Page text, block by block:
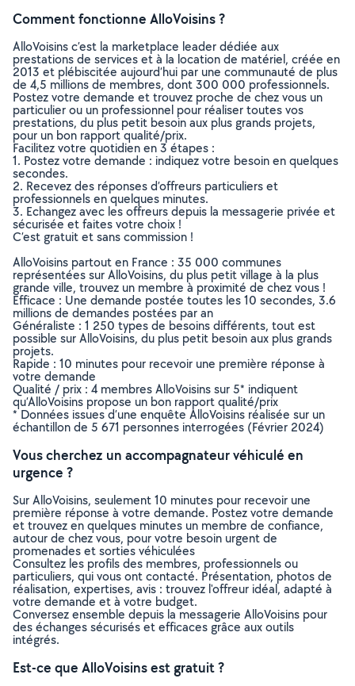
Comment fonctionne AlloVoisins ?
AlloVoisins c’est la marketplace leader dédiée aux
prestations de services et à la location de matériel, créée en
2013 et plébiscitée aujourd’hui par une communauté de plus
de 4,5 millions de membres, dont 300 000 professionnels.
Postez votre demande et trouvez proche de chez vous un
particulier ou un professionnel pour réaliser toutes vos
prestations, du plus petit besoin aux plus grands projets,
pour un bon rapport qualité/prix.
Facilitez votre quotidien en 3 étapes :
1. Postez votre demande : indiquez votre besoin en quelques
secondes.
2. Recevez des réponses d’offreurs particuliers et
professionnels en quelques minutes.
3. Echangez avec les offreurs depuis la messagerie privée et
sécurisée et faites votre choix !
C’est gratuit et sans commission !
AlloVoisins partout en France : 35 000 communes
représentées sur AlloVoisins, du plus petit village à la plus
grande ville, trouvez un membre à proximité de chez vous !
Efficace : Une demande postée toutes les 10 secondes, 3.6
millions de demandes postées par an
Généraliste : 1 250 types de besoins différents, tout est
possible sur AlloVoisins, du plus petit besoin aux plus grands
projets.
Rapide : 10 minutes pour recevoir une première réponse à
votre demande
Qualité / prix : 4 membres AlloVoisins sur 5* indiquent
qu’AlloVoisins propose un bon rapport qualité/prix
* Données issues d’une enquête AlloVoisins réalisée sur un
échantillon de 5 671 personnes interrogées (Février 2024)
Vous cherchez un accompagnateur véhiculé en
urgence ?
Sur AlloVoisins, seulement 10 minutes pour recevoir une
première réponse à votre demande. Postez votre demande
et trouvez en quelques minutes un membre de confiance,
autour de chez vous, pour votre besoin urgent de
promenades et sorties véhiculées
Consultez les profils des membres, professionnels ou
particuliers, qui vous ont contacté. Présentation, photos de
réalisation, expertises, avis : trouvez l'offreur idéal, adapté à
votre demande et à votre budget.
Conversez ensemble depuis la messagerie AlloVoisins pour
des échanges sécurisés et efficaces grâce aux outils
intégrés.
Est-ce que AlloVoisins est gratuit ?